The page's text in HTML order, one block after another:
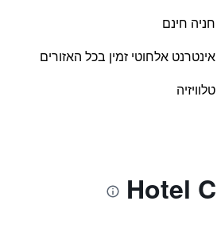
חניה חינם
אינטרנט אלחוטי זמין בכל האזורים
טלוויזיה